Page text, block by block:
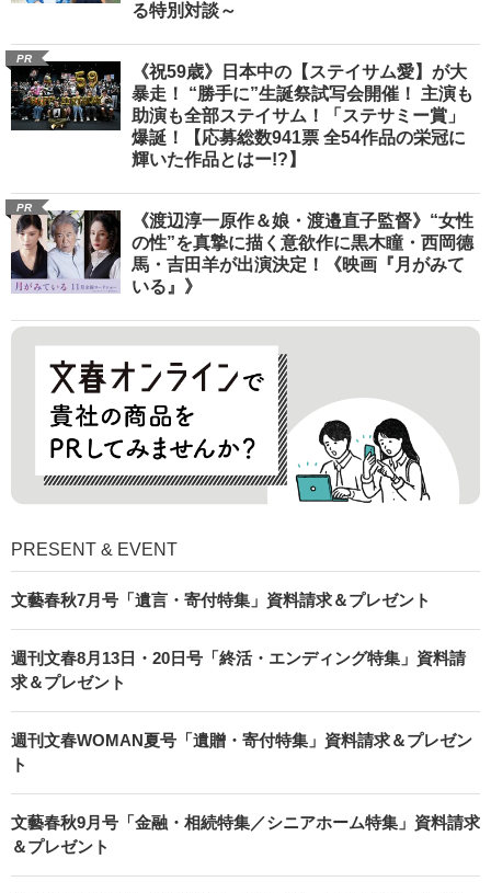
る特別対談～
PR
《祝59歳》日本中の【ステイサム愛】が大
暴走！ “勝手に”生誕祭試写会開催！ 主演も
助演も全部ステイサム！「ステサミー賞」
爆誕！【応募総数941票 全54作品の栄冠に
輝いた作品とはー!?】
PR
《渡辺淳一原作＆娘・渡邉直子監督》“女性
の性”を真摯に描く意欲作に黒木瞳・西岡德
馬・吉田羊が出演決定！《映画『月がみて
いる』》
PRESENT & EVENT
文藝春秋7月号「遺言・寄付特集」資料請求＆プレゼント
週刊文春8月13日・20日号「終活・エンディング特集」資料請
求＆プレゼント
週刊文春WOMAN夏号「遺贈・寄付特集」資料請求＆プレゼン
ト
文藝春秋9月号「金融・相続特集／シニアホーム特集」資料請求
＆プレゼント